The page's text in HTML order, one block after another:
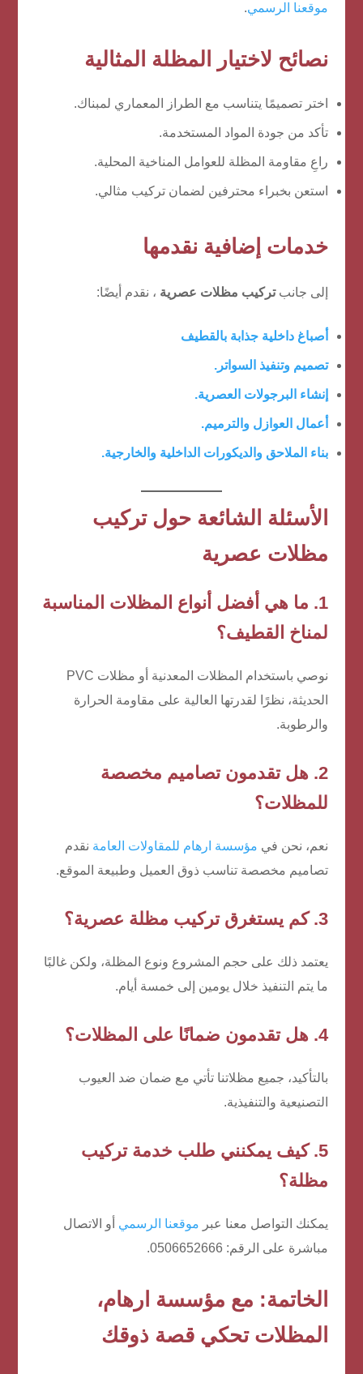
موقعنا الرسمي.
نصائح لاختيار المظلة المثالية
اختر تصميمًا يتناسب مع الطراز المعماري لمبناك.
تأكد من جودة المواد المستخدمة.
راعِ مقاومة المظلة للعوامل المناخية المحلية.
استعن بخبراء محترفين لضمان تركيب مثالي.
خدمات إضافية نقدمها
إلى جانبتركيب مظلات عصرية ، نقدم أيضًا:
أصباغ داخلية جذابة بالقطيف
تصميم وتنفيذ السواتر.
إنشاء البرجولات العصرية.
أعمال العوازل والترميم.
بناء الملاحق والديكورات الداخلية والخارجية.
الأسئلة الشائعة حول تركيب
مظلات عصرية
1. ما هي أفضل أنواع المظلات المناسبة
لمناخ القطيف؟
نوصي باستخدام المظلات المعدنية أو مظلات PVC
الحديثة، نظرًا لقدرتها العالية على مقاومة الحرارة
والرطوبة.
2. هل تقدمون تصاميم مخصصة
للمظلات؟
نعم، نحن في مؤسسة ارهام للمقاولات العامة نقدم
تصاميم مخصصة تناسب ذوق العميل وطبيعة الموقع.
3. كم يستغرق تركيب مظلة عصرية؟
يعتمد ذلك على حجم المشروع ونوع المظلة، ولكن غالبًا
ما يتم التنفيذ خلال يومين إلى خمسة أيام.
4. هل تقدمون ضمانًا على المظلات؟
بالتأكيد، جميع مظلاتنا تأتي مع ضمان ضد العيوب
التصنيعية والتنفيذية.
5. كيف يمكنني طلب خدمة تركيب
مظلة؟
يمكنك التواصل معنا عبر موقعنا الرسمي أو الاتصال
مباشرة على الرقم: 0506652666.
الخاتمة: مع مؤسسة ارهام،
المظلات تحكي قصة ذوقك